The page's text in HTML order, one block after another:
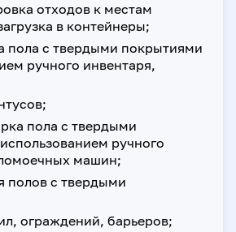
отходов к местам
в контейнеры;
пола с твердыми покрытиями
ручного инвентаря,
пола с твердыми
ручного
машин;
полов с твердыми
ограждений, барьеров;